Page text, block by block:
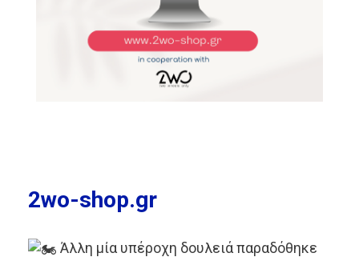
2wo-shop.gr
Άλλη μία υπέροχη δουλειά παραδόθηκε